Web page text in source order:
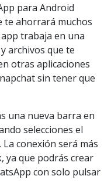
para Android
te ahorrará muchos
trabaja en una
archivos que te
otras aplicaciones
sin tener que
una nueva barra en
selecciones el
conexión será más
ya que podrás crear
con solo pulsar